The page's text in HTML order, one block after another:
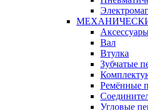
Вал
Втулка
Зубчатые
Ремённые
Угловые